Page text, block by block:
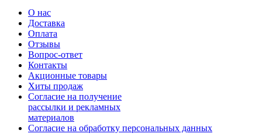
О нас
Доставка
Оплата
Отзывы
Вопрос-ответ
Контакты
Акционные товары
Хиты продаж
Согласие на получение
рассылки и рекламных
материалов
Согласие на обработку персональных данных